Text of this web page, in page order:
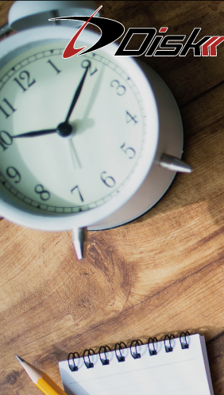
会社案内
Campany
事業案内
Business information